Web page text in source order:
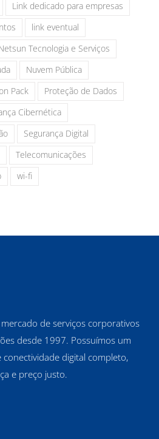
Link dedicado para empresas
link eventual
Tecnologia e Serviços
Nuvem Pública
Pack
Proteção de Dados
Cibernética
Segurança Digital
Telecomunicações
wi-fi
de serviços corporativos
desde 1997. Possuímos um
digital completo,
e preço justo.